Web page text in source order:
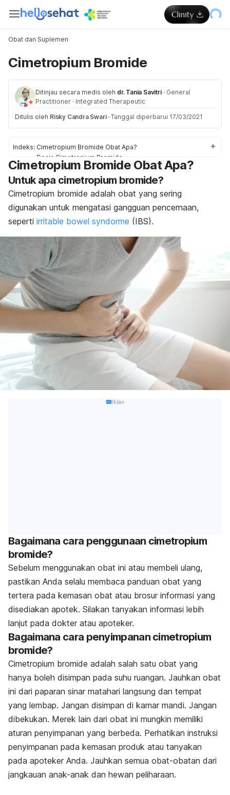
Obat dan Suplemen
Cimetropium Bromide
Ditinjau secara medis oleh dr. Tania Savitri · General
Practitioner · Integrated Therapeutic
Ditulis oleh Risky Candra Swari · Tanggal diperbarui 17/03/2021
Indeks: Cimetropium Bromide Obat Apa?
Dosis Cimetropium Bromide
Efek samping Cimetropium Bromide
Peringatan dan Perhatian Obat Cimetropium Bromide
Interaksi Obat Cimetropium Bromide
Overdosis Cimetropium Bromide
Cimetropium Bromide Obat Apa?
Untuk apa cimetropium bromide?
Cimetropium bromide adalah obat yang sering
digunakan untuk mengatasi gangguan pencernaan,
seperti irritable bowel syndorme (IBS).
Iklan
Bagaimana cara penggunaan cimetropium
bromide?
Sebelum menggunakan obat ini atau membeli ulang,
pastikan Anda selalu membaca panduan obat yang
tertera pada kemasan obat atau brosur informasi yang
disediakan apotek. Silakan tanyakan informasi lebih
lanjut pada dokter atau apoteker.
Bagaimana cara penyimpanan cimetropium
bromide?
Cimetropium bromide adalah salah satu obat yang
hanya boleh disimpan pada suhu ruangan. Jauhkan obat
ini dari paparan sinar matahari langsung dan tempat
yang lembap. Jangan disimpan di kamar mandi. Jangan
dibekukan. Merek lain dari obat ini mungkin memiliki
aturan penyimpanan yang berbeda. Perhatikan instruksi
penyimpanan pada kemasan produk atau tanyakan
pada apoteker Anda. Jauhkan semua obat-obatan dari
jangkauan anak-anak dan hewan peliharaan.